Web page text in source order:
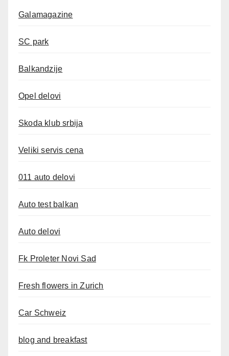
Galamagazine
SC park
Balkandzije
Opel delovi
Skoda klub srbija
Veliki servis cena
011 auto delovi
Auto test balkan
Auto delovi
Fk Proleter Novi Sad
Fresh flowers in Zurich
Car Schweiz
blog and breakfast